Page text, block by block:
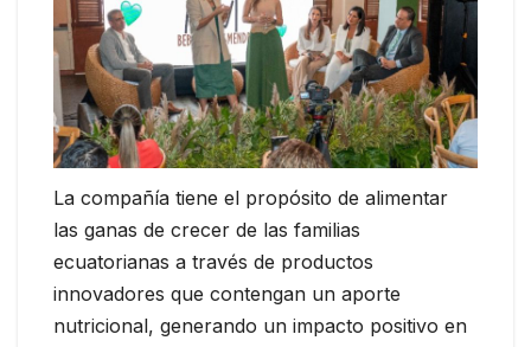
La compañía tiene el propósito de alimentar
las ganas de crecer de las familias
ecuatorianas a través de productos
innovadores que contengan un aporte
nutricional, generando un impacto positivo en